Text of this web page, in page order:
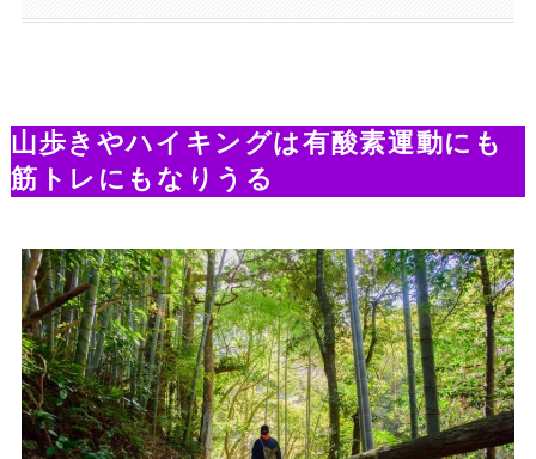
山歩きやハイキングは有酸素運動にも
筋トレにもなりうる